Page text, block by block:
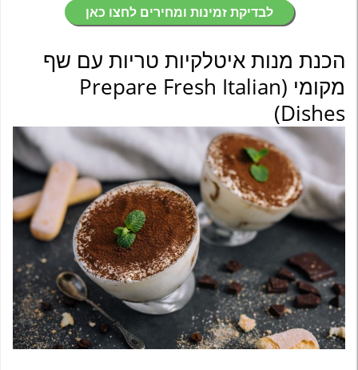
לבדיקת זמינות ומחירים לחצו כאן
הכנת מנות איטלקיות טריות עם שף
מקומי (Prepare Fresh Italian
Dishes)